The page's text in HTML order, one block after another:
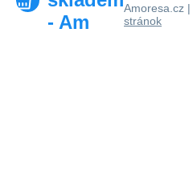
- Am
Amoresa.cz |
stránok